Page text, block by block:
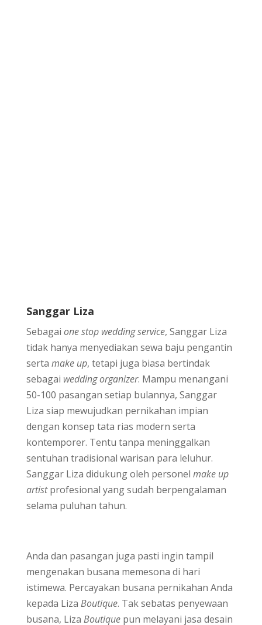
Sanggar Liza
Sebagai one stop wedding service, Sanggar Liza
tidak hanya menyediakan sewa baju pengantin
serta make up, tetapi juga biasa bertindak
sebagai wedding organizer. Mampu menangani
50-100 pasangan setiap bulannya, Sanggar
Liza siap mewujudkan pernikahan impian
dengan konsep tata rias modern serta
kontemporer. Tentu tanpa meninggalkan
sentuhan tradisional warisan para leluhur.
Sanggar Liza didukung oleh personel make up
artistprofesional yang sudah berpengalaman
selama puluhan tahun.
Anda dan pasangan juga pasti ingin tampil
mengenakan busana memesona di hari
istimewa. Percayakan busana pernikahan Anda
kepada Liza Boutique. Tak sebatas penyewaan
busana, Liza Boutiquepun melayani jasa desain